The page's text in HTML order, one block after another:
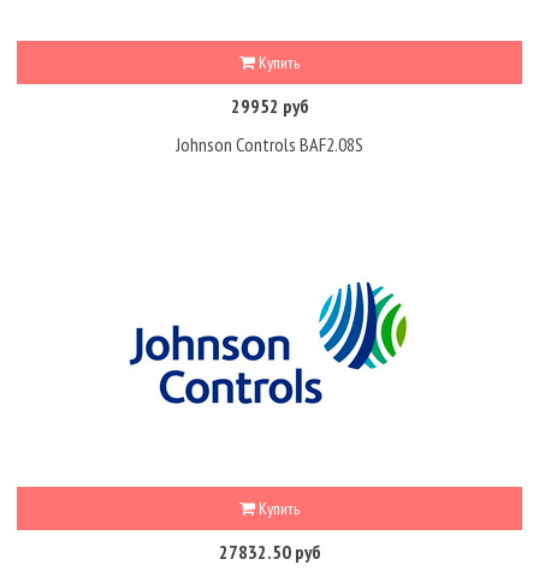
Купить
29952 руб
Johnson Controls BAF2.08S
Купить
27832.50 руб